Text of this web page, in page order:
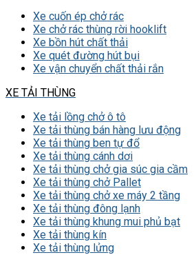
Xe cuốn ép chở rác
Xe chở rác thùng rời hooklift
Xe bồn hút chất thải
Xe quét đường hút bụi
Xe vận chuyển chất thải rắn
XE TẢI THÙNG
Xe tải lồng chở ô tô
Xe tải thùng bán hàng lưu động
Xe tải thùng ben tự đổ
Xe tải thùng cánh dơi
Xe tải thùng chở gia súc gia cầm
Xe tải thùng chở Pallet
Xe tải thùng chở xe máy 2 tầng
Xe tải thùng đông lạnh
Xe tải thùng khung mui phủ bạt
Xe tải thùng kín
Xe tải thùng lửng